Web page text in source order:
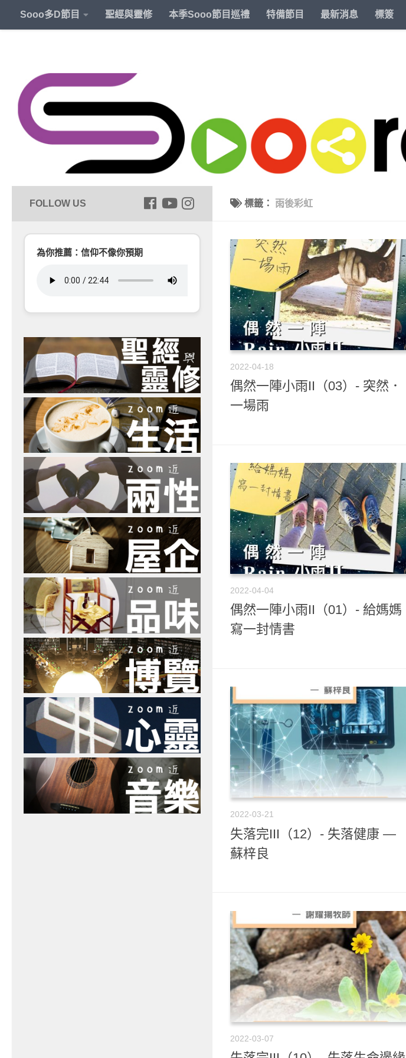
Sooo多D節目 聖經與靈修 本季Sooo節目巡禮 特備節目 最新消息 標簽
標籤： 雨後彩虹
2022-04-18
偶然一陣小雨II（03）- 突然．
一場雨
2022-04-04
偶然一陣小雨II（01）- 給媽媽
寫一封情書
2022-03-21
失落完III（12）- 失落健康 —
蘇梓良
2022-03-07
為你推薦：信仰不像你預期